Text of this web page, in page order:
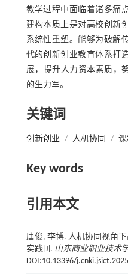
教学过程中面临着诸多痛
建构本质上是对高校创新
系统性重塑。能够为破解
代的创新创业教育体系打
展，提升人力资本素质，
的生力军。
关键词
创新创业 / 人机协同 /
Key words
引用本文
唐俊, 李博. 人机协同视角
实践[J]. 山东商业职业技术
DOI:10.13396/